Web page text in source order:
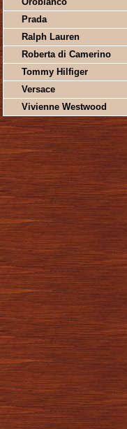
Prada
Ralph Lauren
Roberta di Camerino
Tommy Hilfiger
Versace
Vivienne Westwood